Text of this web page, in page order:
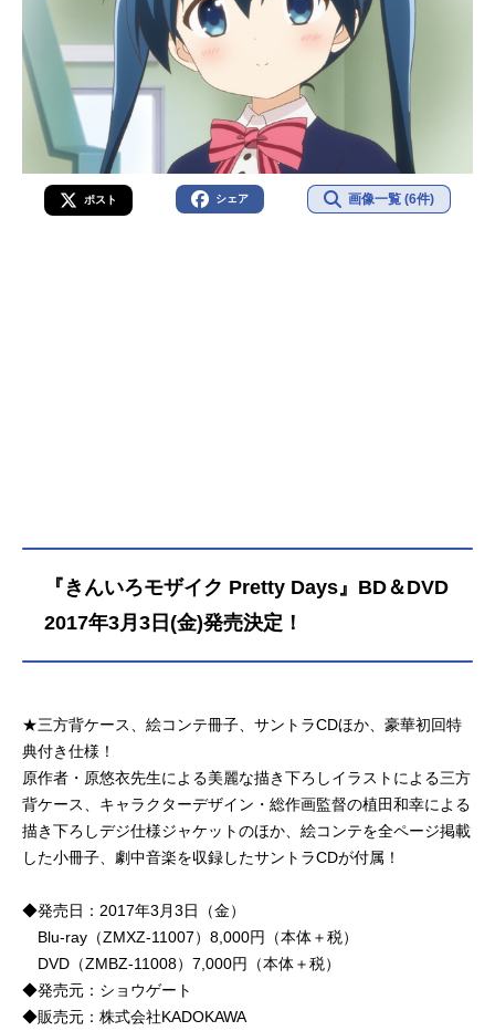
ポスト シェア 画像一覧 (6件)
『きんいろモザイク Pretty Days』BD＆DVD
2017年3月3日(金)発売決定！
★三方背ケース、絵コンテ冊子、サントラCDほか、豪華初回特
典付き仕様！
原作者・原悠衣先生による美麗な描き下ろしイラストによる三方
背ケース、キャラクターデザイン・総作画監督の植田和幸による
描き下ろしデジ仕様ジャケットのほか、絵コンテを全ページ掲載
した小冊子、劇中音楽を収録したサントラCDが付属！
◆発売日：2017年3月3日（金）
Blu-ray（ZMXZ-11007）8,000円（本体＋税）
DVD（ZMBZ-11008）7,000円（本体＋税）
◆発売元：ショウゲート
◆販売元：株式会社KADOKAWA